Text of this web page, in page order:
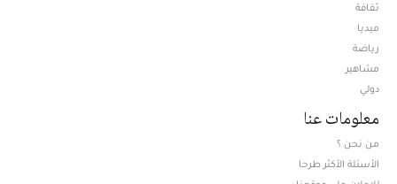
ثقافة
ميديا
رياضة
مشاهير
دولي
معلومات عنا
من نحن ؟
الأسئلة الأكثر طرحا